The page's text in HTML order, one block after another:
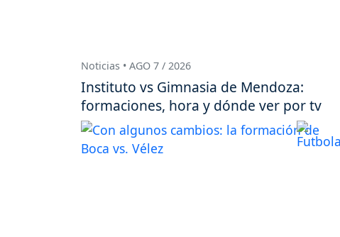
Noticias • AGO 7 / 2026
Instituto vs Gimnasia de Mendoza:
formaciones, hora y dónde ver por tv